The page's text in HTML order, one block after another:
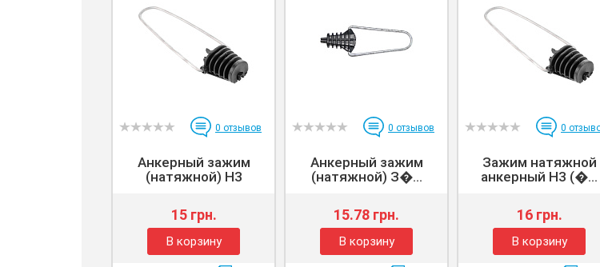
0 отзывов
Анкерный зажим
(натяжной) H3
15 грн.
В корзину
0 отзывов
Анкерный зажим
(натяжной) З�...
15.78 грн.
В корзину
0
Зажим натяжной
анкерный H3 (�...
16 грн.
В корзину